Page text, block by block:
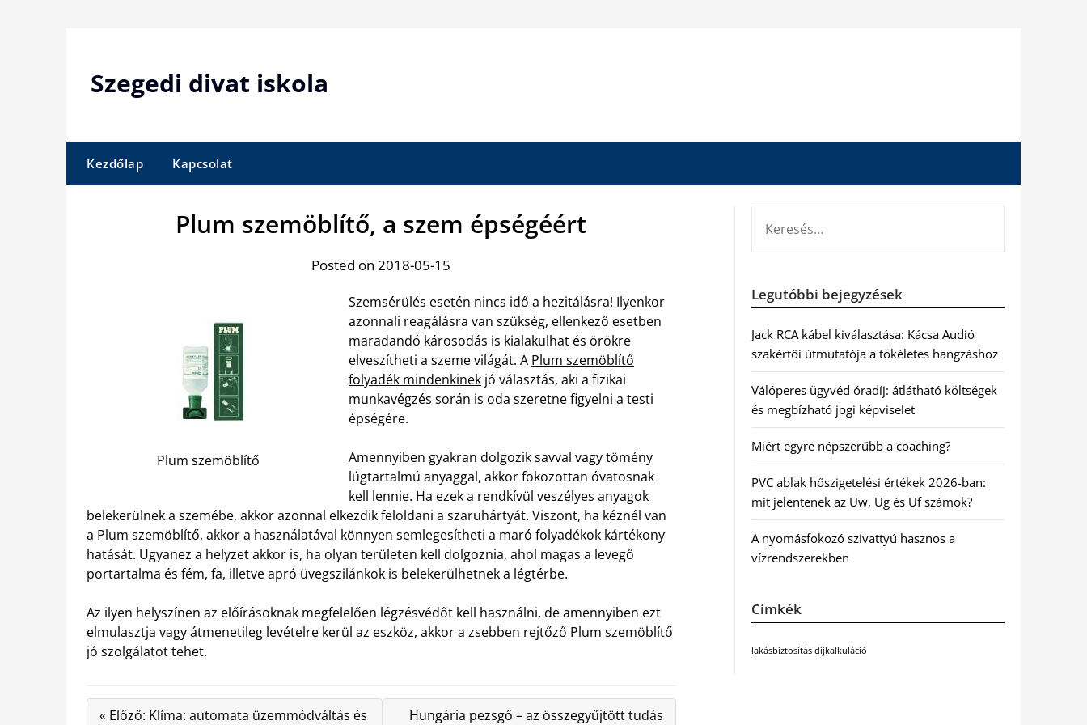
Szegedi divat iskola
Kezdőlap Kapcsolat
Plum szemöblítő, a szem épségéért
Posted on 2018-05-15
Plum szemöblítő
Szemsérülés esetén nincs idő a hezitálásra! Ilyenkor
azonnali reagálásra van szükség, ellenkező esetben
maradandó károsodás is kialakulhat és örökre
elveszítheti a szeme világát. A Plum szemöblítő
folyadék mindenkinek jó választás, aki a fizikai
munkavégzés során is oda szeretne figyelni a testi
épségére.
Amennyiben gyakran dolgozik savval vagy tömény
lúgtartalmú anyaggal, akkor fokozottan óvatosnak
kell lennie. Ha ezek a rendkívül veszélyes anyagok
belekerülnek a szemébe, akkor azonnal elkezdik feloldani a szaruhártyát. Viszont, ha kéznél van
a Plum szemöblítő, akkor a használatával könnyen semlegesítheti a maró folyadékok kártékony
hatását. Ugyanez a helyzet akkor is, ha olyan területen kell dolgoznia, ahol magas a levegő
portartalma és fém, fa, illetve apró üvegszilánkok is belekerülhetnek a légtérbe.
Az ilyen helyszínen az előírásoknak megfelelően légzésvédőt kell használni, de amennyiben ezt
elmulasztja vagy átmenetileg levételre kerül az eszköz, akkor a zsebben rejtőző Plum szemöblítő
jó szolgálatot tehet.
« Előző: Klíma: automata üzemmódváltás és Hungária pezsgő – az összegyűjtött tudás
Legutóbbi bejegyzések
Jack RCA kábel kiválasztása: Kácsa Audió
szakértői útmutatója a tökéletes hangzáshoz
Válóperes ügyvéd óradíj: átlátható költségek
és megbízható jogi képviselet
Miért egyre népszerűbb a coaching?
PVC ablak hőszigetelési értékek 2026-ban:
mit jelentenek az Uw, Ug és Uf számok?
A nyomásfokozó szivattyú hasznos a
vízrendszerekben
Címkék
lakásbiztosítás díjkalkuláció